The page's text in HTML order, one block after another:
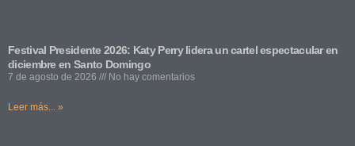
Festival Presidente 2026: Katy Perry lidera un cartel espectacular en
diciembre en Santo Domingo
7 de agosto de 2026 No hay comentarios
Leer más... »